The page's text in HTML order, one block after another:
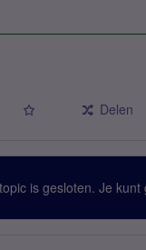
Delen
is gesloten. Je